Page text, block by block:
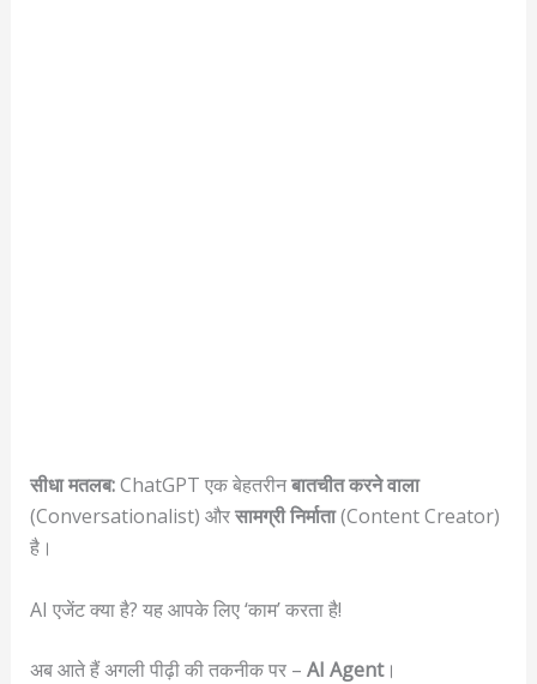
सीधा मतलब:ChatGPT एक बेहतरीनबातचीत करने वाला
(Conversationalist) औरसामग्री निर्माता(Content Creator)
है।
AI एजेंट क्या है? यह आपके लिए ‘काम’ करता है!
अब आते हैं अगली पीढ़ी की तकनीक पर – AI Agent।